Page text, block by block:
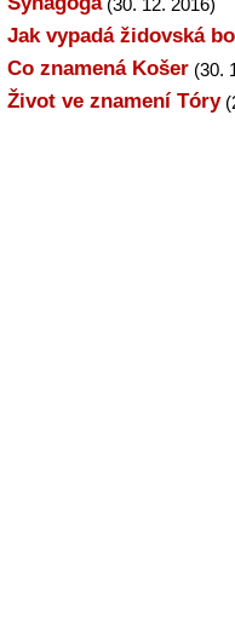
(30. 12. 2016)
Jak vypadá židovská
Co znamená Košer (30.
Život ve znamení Tóry